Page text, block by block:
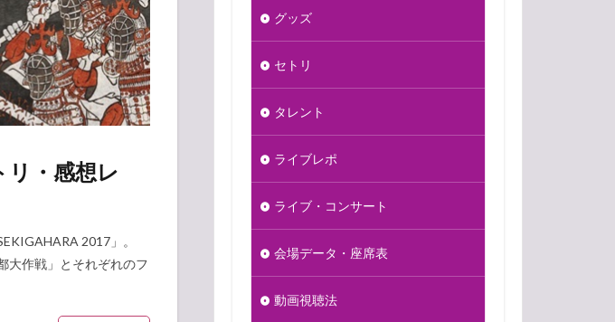
リ・感想レ
2017」。
大作戦」とそれぞれのフ
グッズ
セトリ
タレント
ライブレポ
ライブ・コンサート
会場データ・座席表
動画視聴法